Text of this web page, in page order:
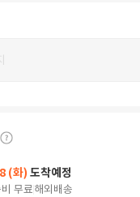
(화) 도착예정
무료해외배송